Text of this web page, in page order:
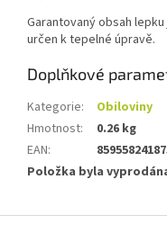
Garantovaný obsah
určen k tepelné úpravě.
Doplňkové
Kategorie:
Obiloviny
Hmotnost:
0.26 kg
EAN:
Položka byla